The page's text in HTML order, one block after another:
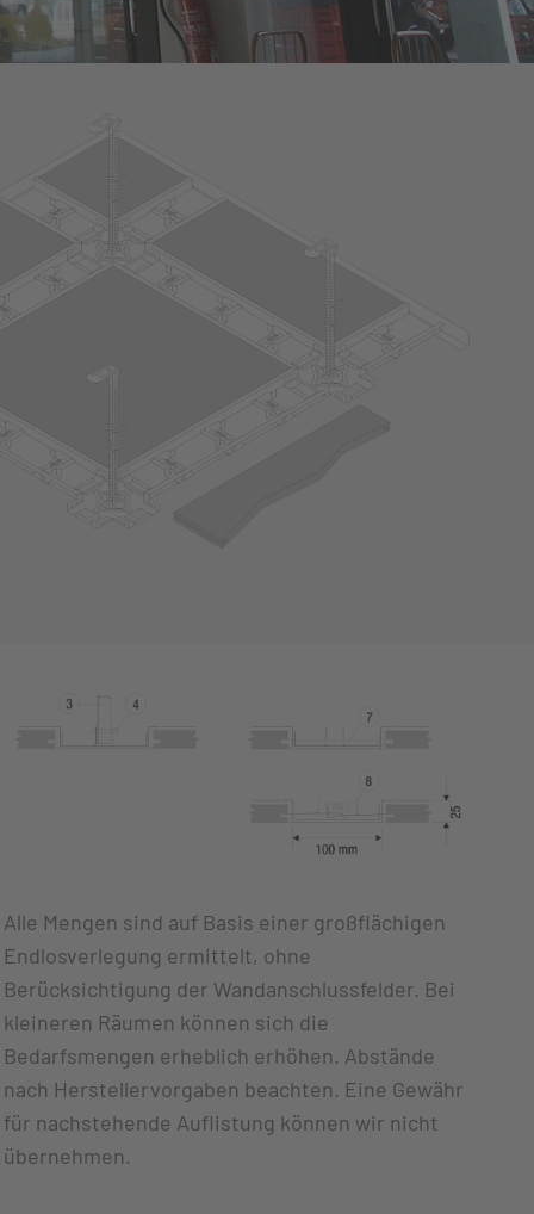
Alle Mengen sind auf Basis einer großflächigen
Endlosverlegung ermittelt, ohne
Berücksichtigung der Wandanschlussfelder. Bei
kleineren Räumen können sich die
Bedarfsmengen erheblich erhöhen. Abstände
nach Herstellervorgaben beachten. Eine Gewähr
für nachstehende Auflistung können wir nicht
übernehmen.